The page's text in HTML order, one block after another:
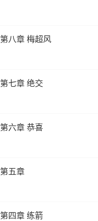
八章 梅超风
七章 绝交
六章 恭喜
五章
四章 练箭